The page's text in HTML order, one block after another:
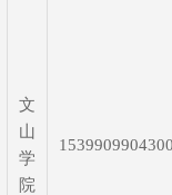
文
山
学
院